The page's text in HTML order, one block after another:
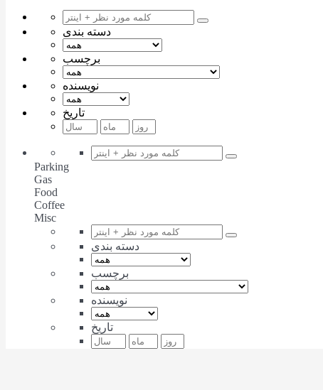
دسته بندی
برچسب
نویسنده
تاریخ
Parking
Gas
Food
Coffee
Misc
دسته بندی
برچسب
نویسنده
تاریخ